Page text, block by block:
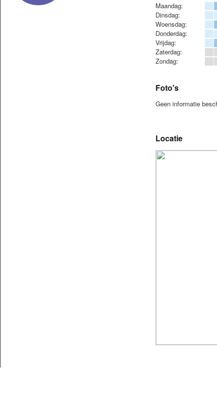
Maandag:
Dinsdag:
Woensdag:
Donderdag:
Vrijdag:
Zaterdag:
Zondag:
Foto's
Geen informatie
Locatie